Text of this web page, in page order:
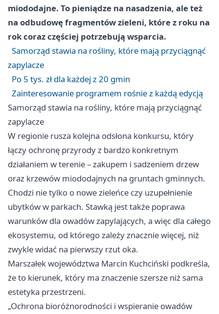
miododajne. To pieniądze na nasadzenia, ale też
na odbudowę fragmentów zieleni, które z roku na
rok coraz częściej potrzebują wsparcia.
Samorząd stawia na rośliny, które mają przyciągnąć
zapylacze
Po 5 tys. zł dla każdej z 20 gmin
Zainteresowanie programem rośnie z każdą edycją
Samorząd stawia na rośliny, które mają przyciągnąć
zapylacze
W regionie rusza kolejna odsłona konkursu, który
łączy ochronę przyrody z bardzo konkretnym
działaniem w terenie – zakupem i sadzeniem drzew
oraz krzewów miododajnych na gruntach gminnych.
Chodzi nie tylko o nowe zieleńce czy uzupełnienie
ubytków w parkach. Stawką jest także poprawa
warunków dla owadów zapylających, a więc dla całego
ekosystemu, od którego zależy znacznie więcej, niż
zwykle widać na pierwszy rzut oka.
Marszałek województwa Marcin Kuchciński podkreśla,
że to kierunek, który ma znaczenie szersze niż sama
estetyka przestrzeni.
„Ochrona bioróżnorodności i wspieranie owadów